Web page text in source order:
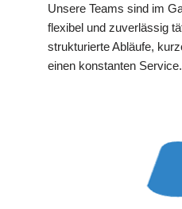
Unsere Teams sind im
flexibel und zuverlässig
strukturierte Abläufe,
einen konstanten Service.